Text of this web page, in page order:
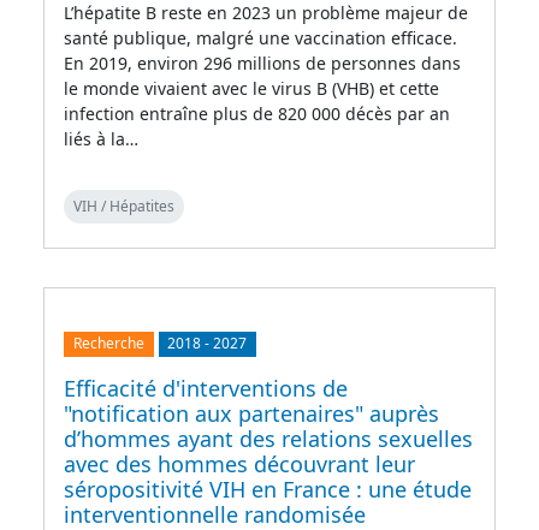
L’hépatite B reste en 2023 un problème majeur de
santé publique, malgré une vaccination efficace.
En 2019, environ 296 millions de personnes dans
le monde vivaient avec le virus B (VHB) et cette
infection entraîne plus de 820 000 décès par an
liés à la…
VIH / Hépatites
Recherche 2018-2027
Efficacité d'interventions de
"notification aux partenaires" auprès
d’hommes ayant des relations sexuelles
avec des hommes découvrant leur
séropositivité VIH en France : une étude
interventionnelle randomisée